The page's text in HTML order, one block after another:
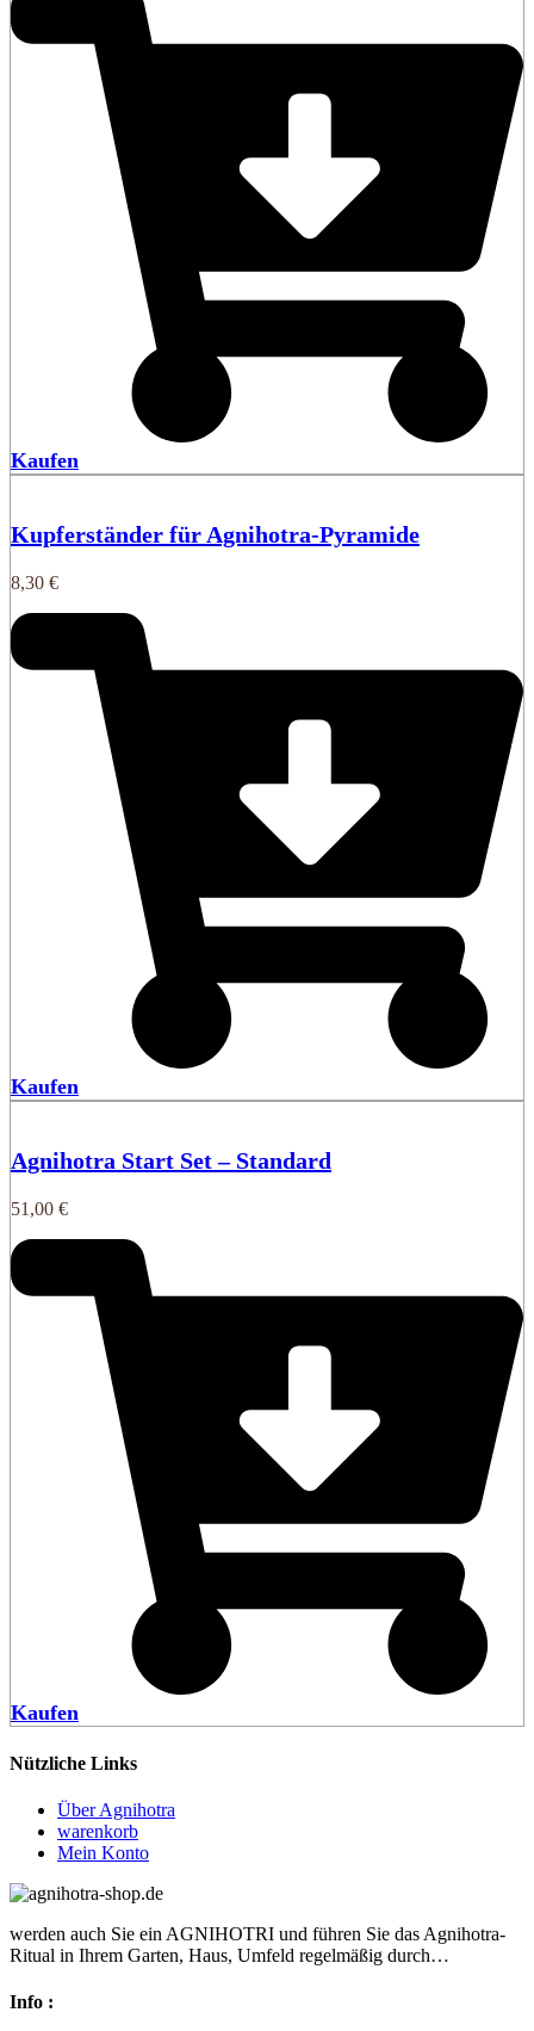
Kaufen
Kupferständer für Agnihotra-Pyramide
8,30 €
Kaufen
Agnihotra Start Set – Standard
51,00 €
Kaufen
Nützliche Links
Über Agnihotra
warenkorb
Mein Konto
werden auch Sie ein AGNIHOTRI und führen Sie das Agnihotra-
Ritual in Ihrem Garten, Haus, Umfeld regelmäßig durch…
Info :